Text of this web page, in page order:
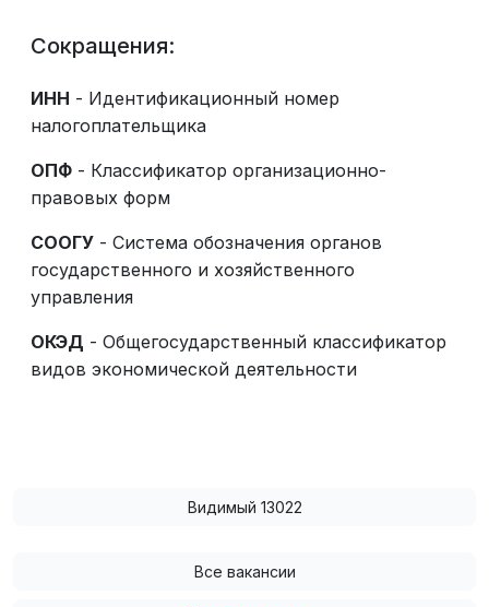
Сокращения:
ИНН - Идентификационный номер
налогоплательщика
ОПФ - Классификатор организационно-
правовых форм
СООГУ - Система обозначения органов
государственного и хозяйственного
управления
ОКЭД - Общегосударственный классификатор
видов экономической деятельности
Видимый 13022
Все вакансии